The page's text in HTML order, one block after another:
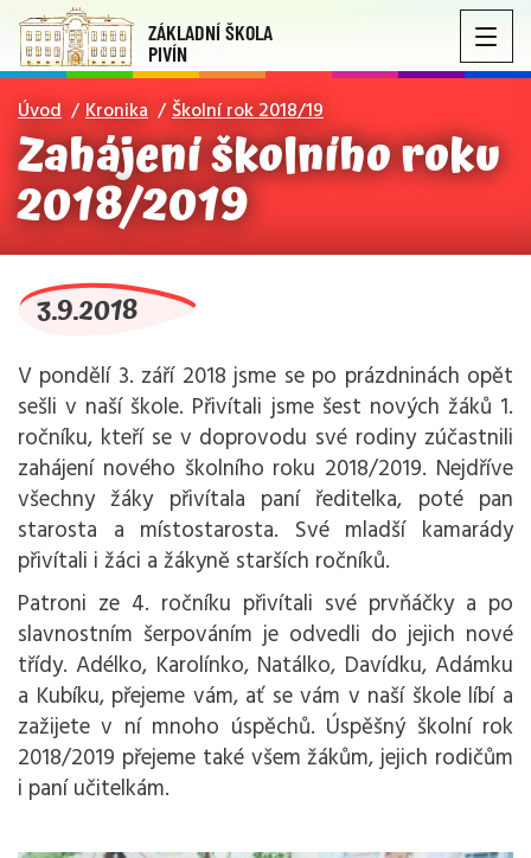
ZÁKLADNÍ ŠKOLA
PIVÍN
Úvod Kronika Školní rok 2018/19
Zahájení školního roku
2018/2019
3.9.2018
V pondělí 3. září 2018 jsme se po prázdninách opět
sešli v naší škole. Přivítali jsme šest nových žáků 1.
ročníku, kteří se v doprovodu své rodiny zúčastnili
zahájení nového školního roku 2018/2019. Nejdříve
všechny žáky přivítala paní ředitelka, poté pan
starosta a místostarosta. Své mladší kamarády
přivítali i žáci a žákyně starších ročníků.
Patroni ze 4. ročníku přivítali své prvňáčky a po
slavnostním šerpováním je odvedli do jejich nové
třídy. Adélko, Karolínko, Natálko, Davídku, Adámku
a Kubíku, přejeme vám, ať se vám v naší škole líbí a
zažijete v ní mnoho úspěchů. Úspěšný školní rok
2018/2019 přejeme také všem žákům, jejich rodičům
i paní učitelkám.